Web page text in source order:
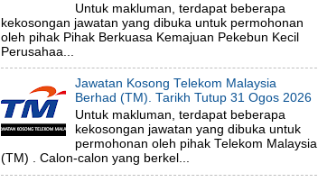
Untuk makluman, terdapat beberapa
kekosongan jawatan yang dibuka untuk permohonan
oleh pihak Pihak Berkuasa Kemajuan Pekebun Kecil
Perusahaa...
Jawatan Kosong Telekom Malaysia
Berhad (TM). Tarikh Tutup 31 Ogos 2026
Untuk makluman, terdapat beberapa
kekosongan jawatan yang dibuka untuk
permohonan oleh pihak Telekom Malaysia
(TM) . Calon-calon yang berkel...